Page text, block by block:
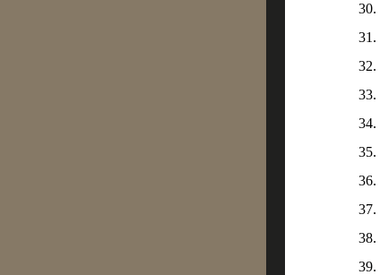
30.
31.
32.
33.
34.
35.
36.
37.
38.
39.